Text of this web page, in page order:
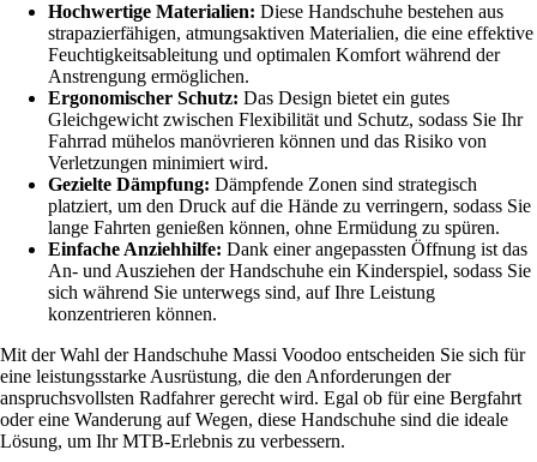
Hochwertige Materialien: Diese Handschuhe bestehen aus
strapazierfähigen, atmungsaktiven Materialien, die eine effektive
Feuchtigkeitsableitung und optimalen Komfort während der
Anstrengung ermöglichen.
Ergonomischer Schutz: Das Design bietet ein gutes
Gleichgewicht zwischen Flexibilität und Schutz, sodass Sie Ihr
Fahrrad mühelos manövrieren können und das Risiko von
Verletzungen minimiert wird.
Gezielte Dämpfung: Dämpfende Zonen sind strategisch
platziert, um den Druck auf die Hände zu verringern, sodass Sie
lange Fahrten genießen können, ohne Ermüdung zu spüren.
Einfache Anziehhilfe: Dank einer angepassten Öffnung ist das
An- und Ausziehen der Handschuhe ein Kinderspiel, sodass Sie
sich während Sie unterwegs sind, auf Ihre Leistung
konzentrieren können.
Mit der Wahl der Handschuhe Massi Voodoo entscheiden Sie sich für
eine leistungsstarke Ausrüstung, die den Anforderungen der
anspruchsvollsten Radfahrer gerecht wird. Egal ob für eine Bergfahrt
oder eine Wanderung auf Wegen, diese Handschuhe sind die ideale
Lösung, um Ihr MTB-Erlebnis zu verbessern.